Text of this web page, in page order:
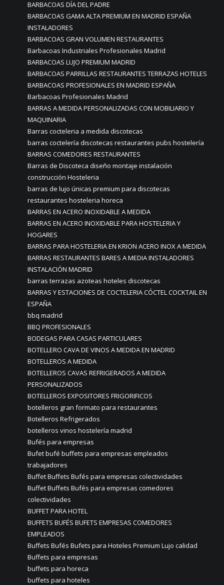
BARBACOAS DÍA DEL PADRE
BARBACOAS GAMA ALTA PREMIUM EN MADRID ESPAÑA
INSTALADORES
BARBACOAS GRAN VOLUMEN RESTAURANTES
Barbacoas Industriales Profesionales Madrid
BARBACOAS LUJO PREMIUM MADRID
BARBACOAS PARRILLAS RESTAURANTES TERRAZAS HOTELES
BARBACOAS PROFESIONALES EN MADRID ESPAÑA
Barbacoas Profesionales Madrid
BARRAS A MEDIDA PERSONALIZADAS CON MOBILIARIO Y
MAQUINARIA
Barras cocteleria a medida discotecas
barras coctelería discotecas restaurantes pubs hostelería
BARRAS COMEDORES RESTAURANTES
Barras de Discoteca diseño montaje instalación
construcción Hosteleria
barras de lujo únicas premium para discotecas
restaurantes hosteleria horeca
BARRAS EN ACERO INOXIDABLE A MEDIDA
BARRAS EN ACERO INOXIDABLE PARA HOSTELERIA Y
HOGARES
BARRAS PARA HOSTELERIA EN KRION ACERO INOX A MEDIDA
BARRAS RESTAURANTES BARES A MEDIA INSTALADORES
INSTALACIÓN MADRID
barras terrazas azoteas hoteles discotecas
BARRAS Y ESTACIONES DE COCTELERIA CÓCTEL COCKTAIL EN
ESPAÑA
bbq madrid
BBQ PROFESIONALES
BODEGAS PARA CASAS PARTICULARES
BOTELLERO CAVA DE VINOS A MEDIDA EN MADRID
BOTELLEROS A MEDIDA
BOTELLEROS CAVAS REFRIGERADOS A MEDIDA
PERSONALIZADOS
BOTELLEROS EXPOSITORES FRIGORIFICOS
botelleros gran formato para restaurantes
Botelleros Refrigerados
botelleros vinos hostelería madrid
Bufés para empresas
Bufet bufé buffets para empresas empleados
trabajadores
Buffet Buffets Bufés para empresas colectividades
Buffet Buffets Bufés para empresas comedores
colectividades
BUFFET PARA HOTEL
BUFFETS BUFÉS BUFETS EMPRESAS COMEDORES
EMPLEADOS
Buffets Bufés Bufets para Hoteles Premium Lujo calidad
Buffets para empresas
buffets para horeca
buffets para hoteles